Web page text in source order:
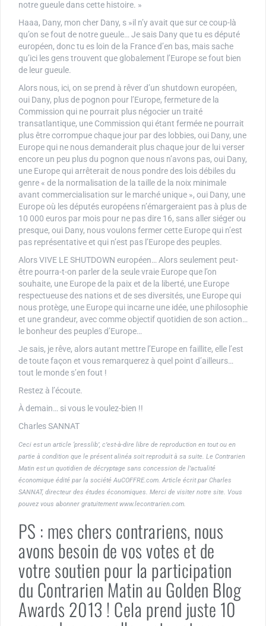
notre gueule dans cette histoire. »
Haaa, Dany, mon cher Dany, s »il n’y avait que sur ce coup-là
qu’on se fout de notre gueule… Je sais Dany que tu es député
européen, donc tu es loin de la France d’en bas, mais sache
qu’ici les gens trouvent que globalement l’Europe se fout bien
de leur gueule.
Alors nous, ici, on se prend à rêver d’un shutdown européen,
oui Dany, plus de pognon pour l’Europe, fermeture de la
Commission qui ne pourrait plus négocier un traité
transatlantique, une Commission qui étant fermée ne pourrait
plus être corrompue chaque jour par des lobbies, oui Dany, une
Europe qui ne nous demanderait plus chaque jour de lui verser
encore un peu plus du pognon que nous n’avons pas, oui Dany,
une Europe qui arrêterait de nous pondre des lois débiles du
genre « de la normalisation de la taille de la noix minimale
avant commercialisation sur le marché unique », oui Dany, une
Europe où les députés européens n’émargeraient pas à plus de
10 000 euros par mois pour ne pas dire 16, sans aller siéger ou
presque, oui Dany, nous voulons fermer cette Europe qui n’est
pas représentative et qui n’est pas l’Europe des peuples.
Alors VIVE LE SHUTDOWN européen… Alors seulement peut-
être pourra-t-on parler de la seule vraie Europe que l’on
souhaite, une Europe de la paix et de la liberté, une Europe
respectueuse des nations et de ses diversités, une Europe qui
nous protège, une Europe qui incarne une idée, une philosophie
et une grandeur, avec comme objectif quotidien de son action…
le bonheur des peuples d’Europe…
Je sais, je rêve, alors autant mettre l’Europe en faillite, elle l’est
de toute façon et vous remarquerez à quel point d’ailleurs…
tout le monde s’en fout !
Restez à l’écoute.
À demain… si vous le voulez-bien !!
Charles SANNAT
Ceci est un article ‘presslib’, c’est-à-dire libre de reproduction en tout ou en
partie à condition que le présent alinéa soit reproduit à sa suite. Le Contrarien
Matin est un quotidien de décryptage sans concession de l’actualité
économique édité par la société AuCOFFRE.com. Article écrit par Charles
SANNAT, directeur des études économiques. Merci de visiter notre site. Vous
pouvez vous abonner gratuitement www.lecontrarien.com.
PS : mes chers contrariens, nous
avons besoin de vos votes et de
votre soutien pour la participation
du Contrarien Matin au Golden Blog
Awards 2013 ! Cela prend juste 10